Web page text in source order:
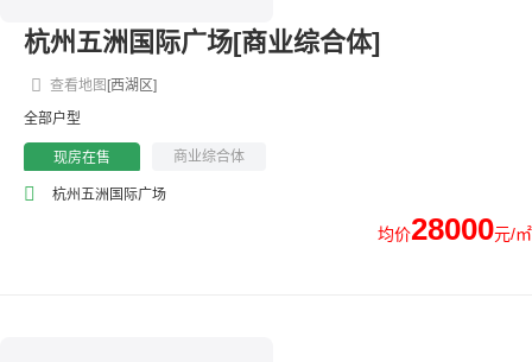
杭州五洲国际广场[商业综合体]
[西湖区]
查看地图
全部户型
现房在售 商业综合体
杭州五洲国际广场
均价28000元/㎡